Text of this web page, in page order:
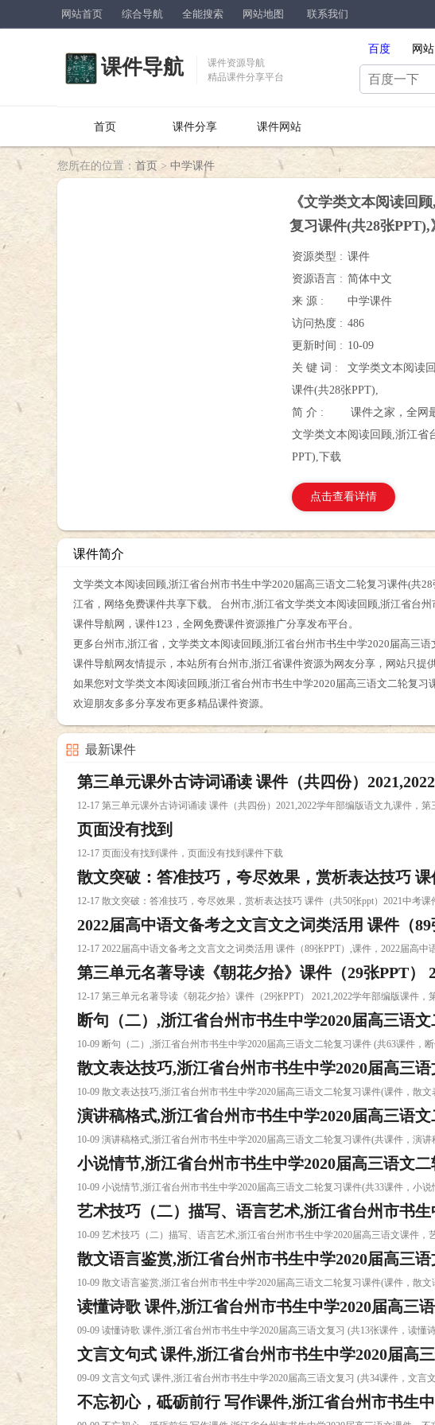
网站首页 综合导航 全能搜索 网站地图 联系我们
课件导航
课件资源导航
精品课件分享平台
百度 网站
首页 课件分享 课件网站
您所在的位置： 首页 > 中学课件
《文学类文本阅读回
复习课件(共28张PPT),
资源类型 : 课件
资源语言 : 简体中文
来 源 :
中学课件
访问热度 : 486
更新时间 : 10-09
关 键 词 :
文学类文本阅读
课件(共28张PPT),
简 介 :
课件之家，全网
文学类文本阅读回顾,浙江省
PPT),下载
点击查看详情
课件简介
文学类文本阅读回顾,浙江省台州市书生中学2020届高三语文二轮复习课件(共
江省，网络免费课件共享下载。 台州市,浙江省文学类文本阅读回顾,浙江省台
课件导航网，课件123，全网免费课件资源推广分享发布平台。
更多台州市,浙江省，文学类文本阅读回顾,浙江省台州市书生中学2020届高三
课件导航网友情提示，本站所有台州市,浙江省课件资源为网友分享，网站只提
如果您对文学类文本阅读回顾,浙江省台州市书生中学2020届高三语文二轮复习
欢迎朋友多多分享发布更多精品课件资源。
最新课件
第三单元课外古诗词诵读 课件（共四份）
12-17 第三单元课外古诗词诵读 课件（共四份）2021,2022学年部编版语文九课件，
文九课件下载
页面没有找到
12-17 页面没有找到课件，页面没有找到课件下载
散文突破：答准技巧，夸尽效果，赏析表达技巧
12-17 散文突破：答准技巧，夸尽效果，赏析表达技巧 课件（共50张ppt）2021中考
50张ppt）2021中考课件下载
2022届高中语文备考之文言文之词类活用 课件（89
12-17 2022届高中语文备考之文言文之词类活用 课件（89张PPT）,课件，2022届高
第三单元名著导读《朝花夕拾》课件（29张PPT）
12-17 第三单元名著导读《朝花夕拾》课件（29张PPT） 2021,2022学年部编版课件
年部编版课件下载
断句（二）,浙江省台州市书生中学2020届高三语
10-09 断句（二）,浙江省台州市书生中学2020届高三语文二轮复习课件 (共63课件，
(共63课件下载
散文表达技巧,浙江省台州市书生中学2020届高三
10-09 散文表达技巧,浙江省台州市书生中学2020届高三语文二轮复习课件(课件，散
(课件下载
演讲稿格式,浙江省台州市书生中学2020届高三语
10-09 演讲稿格式,浙江省台州市书生中学2020届高三语文二轮复习课件(共课件，演
课件下载
小说情节,浙江省台州市书生中学2020届高三语文
10-09 小说情节,浙江省台州市书生中学2020届高三语文二轮复习课件(共33课件，小
课件下载
艺术技巧（二）描写、语言艺术,浙江省台州市书生
10-09 艺术技巧（二）描写、语言艺术,浙江省台州市书生中学2020届高三语文课件
高三语文课件下载
散文语言鉴赏,浙江省台州市书生中学2020届高三
10-09 散文语言鉴赏,浙江省台州市书生中学2020届高三语文二轮复习课件(课件，散
(课件下载
读懂诗歌 课件,浙江省台州市书生中学2020届高三
09-09 读懂诗歌 课件,浙江省台州市书生中学2020届高三语文复习 (共13张课件，读
件下载
文言文句式 课件,浙江省台州市书生中学2020届高
09-09 文言文句式 课件,浙江省台州市书生中学2020届高三语文复习 (共34课件，文
件下载
不忘初心，砥砺前行 写作课件,浙江省台州市书生